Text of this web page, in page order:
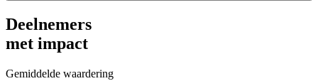
Absoluut. Vrijwel al onze trainingen en opleidingen kunnen we
Deelnemers
met impact
Gemiddelde waardering